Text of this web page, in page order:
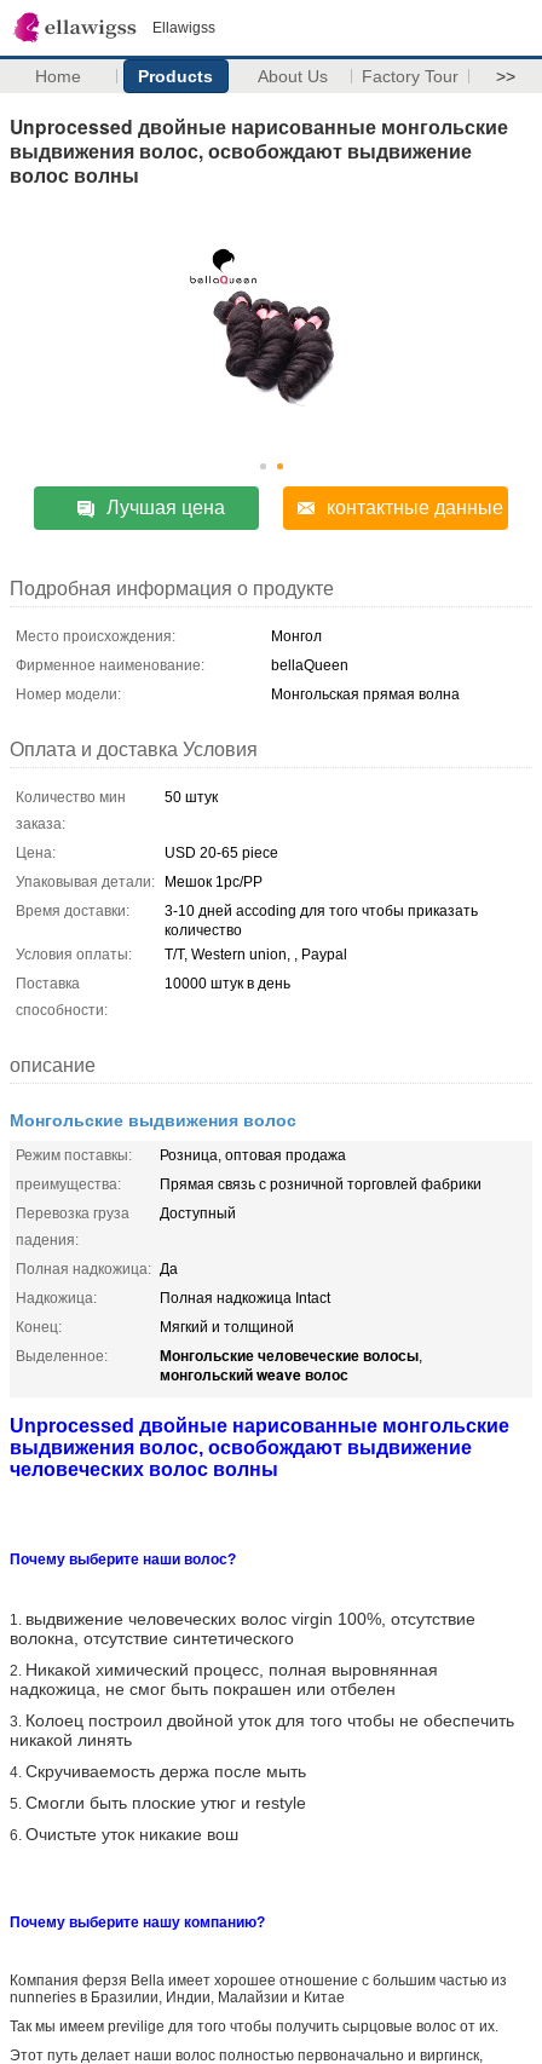
Ellawigss
Home Products About Us Factory Tour >>
Unprocessed двойные нарисованные монгольские
выдвижения волос, освобождают выдвижение
волос волны
Лучшая цена контактные данные
Подробная информация о продукте
Место происхождения:
Монгол
Фирменное наименование:
bellaQueen
Номер модели:
Монгольская прямая волна
Оплата и доставка Условия
Количество мин
заказа:
50 штук
Цена:
USD 20-65 piece
Упаковывая детали:
Мешок 1pc/PP
Время доставки:
3-10 дней accoding для того чтобы приказать
количество
Условия оплаты:
T/T, Western union, , Paypal
Поставка
способности:
10000 штук в день
описание
Монгольские выдвижения волос
Режим поставкы:
Розница, оптовая продажа
преимущества:
Прямая связь с розничной торговлей фабрики
Перевозка груза
падения:
Доступный
Полная надкожица: Да
Надкожица:
Полная надкожица Intact
Конец:
Мягкий и толщиной
Выделенное:
Монгольские человеческие волосы,
монгольский weave волос
Unprocessed двойные нарисованные монгольские
выдвижения волос, освобождают выдвижение
человеческих волос волны
Почему выберите наши волос?
1. выдвижение человеческих волос virgin 100%, отсутствие
волокна, отсутствие синтетического
2. Никакой химический процесс, полная выровнянная
надкожица, не смог быть покрашен или отбелен
3. Колоец построил двойной уток для того чтобы не обеспечить
никакой линять
4. Скручиваемость держа после мыть
5. Смогли быть плоские утюг и restyle
6. Очистьте уток никакие вош
Почему выберите нашу компанию?
Компания ферзя Bella имеет хорошее отношение с большим частью из
nunneries в Бразилии, Индии, Малайзии и Китае
Так мы имеем previlige для того чтобы получить сырцовые волос от их.
Этот путь делает наши волос полностью первоначально и виргинск,